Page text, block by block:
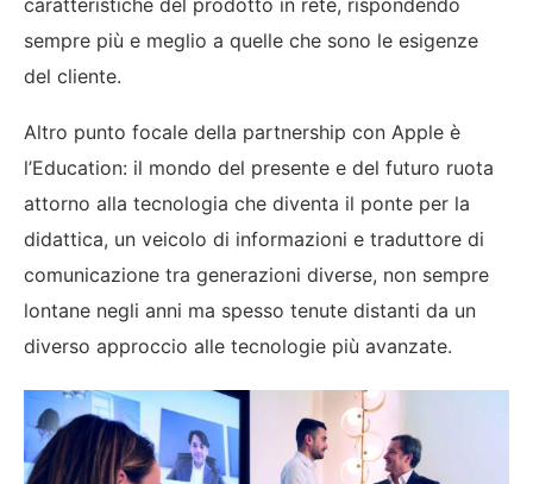
sempre più e meglio a quelle che sono le esigenze
del cliente.
Altro punto focale della partnership con Apple è
l’Education: il mondo del presente e del futuro ruota
attorno alla tecnologia che diventa il ponte per la
didattica, un veicolo di informazioni e traduttore di
comunicazione tra generazioni diverse, non sempre
lontane negli anni ma spesso tenute distanti da un
diverso approccio alle tecnologie più avanzate.